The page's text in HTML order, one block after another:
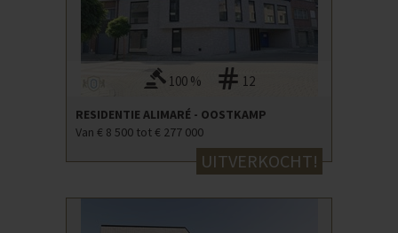
100 % 12
RESIDENTIE ALIMARÉ - OOSTKAMP
Van € 8 500 tot € 277 000
UITVERKOCHT!